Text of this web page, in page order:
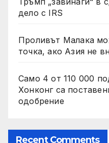
дело с IRS
Проливът Малака
точка, ако Азия не
Само 4 от 110 000
Хонконг са
одобрение
Recent Comments